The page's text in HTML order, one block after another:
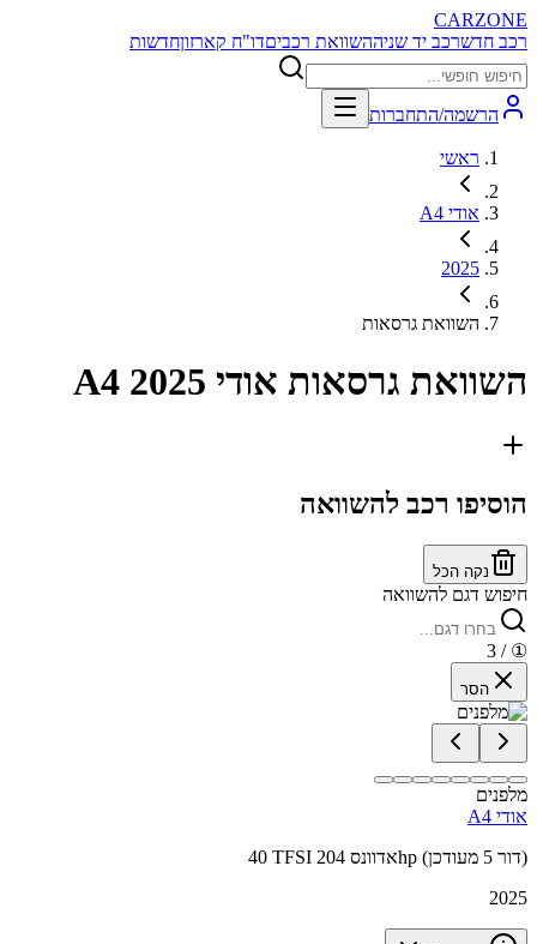
CARZONE
רכב חדשרכב יד שניההשוואת רכביםדו"ח קארזוןחדשות
הרשמה/התחברות
ראשי
אודי A4
2025
השוואת גרסאות
השוואת גרסאות אודי A4 2025
הוסיפו רכב להשוואה
נקה הכל
חיפוש דגם להשוואה
①
/ 3
הסר
מלפנים
אודי A4
40 TFSI אדוונס 204hp (דור 5 מעודכן)
2025